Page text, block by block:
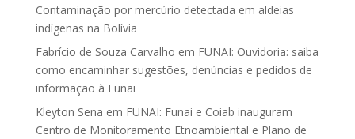
Contaminação por mercúrio detectada em aldeias
indígenas na Bolívia
Fabrício de Souza Carvalho em FUNAI: Ouvidoria: saiba
como encaminhar sugestões, denúncias e pedidos de
informação à Funai
Kleyton Sena em FUNAI: Funai e Coiab inauguram
Centro de Monitoramento Etnoambiental e Plano de